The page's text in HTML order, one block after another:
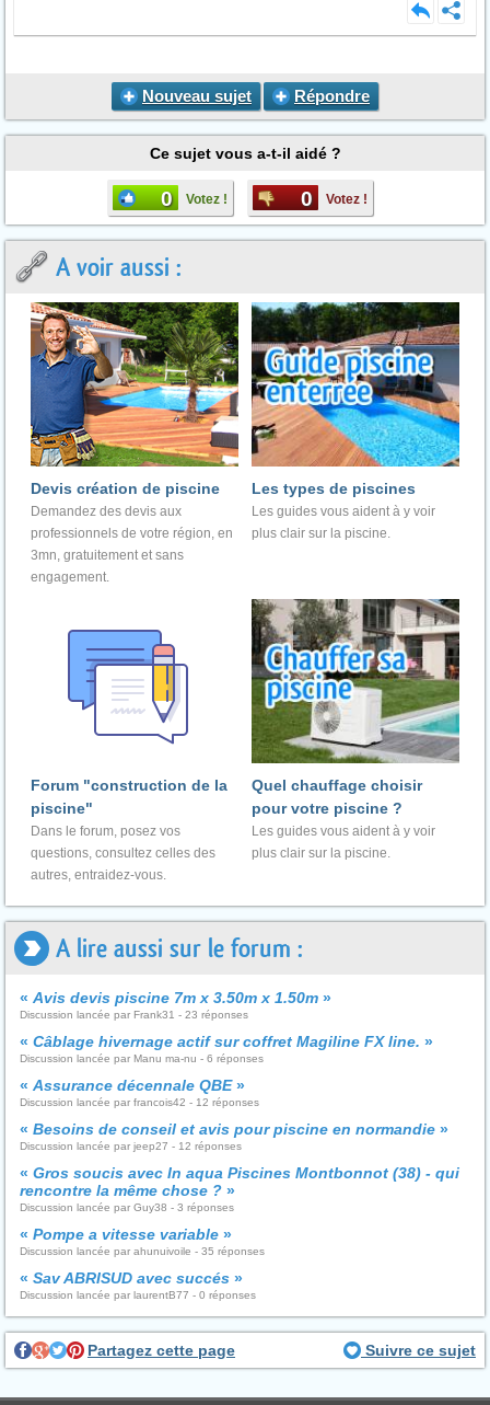
Nouveau sujet Répondre
Ce sujet vous a-t-il aidé ?
0 Votez ! 0 Votez !
A voir aussi :
Devis création de piscine
Demandez des devis aux
professionnels de votre région, en
3mn, gratuitement et sans
engagement.
Les types de piscines
Les guides vous aident à y voir
plus clair sur la piscine.
Forum "construction de la
piscine"
Dans le forum, posez vos
questions, consultez celles des
autres, entraidez-vous.
Quel chauffage choisir
pour votre piscine ?
Les guides vous aident à y voir
plus clair sur la piscine.
A lire aussi sur le forum :
« Avis devis piscine 7m x 3.50m x 1.50m »
Discussion lancée par Frank31 - 23 réponses
« Câblage hivernage actif sur coffret Magiline FX line. »
Discussion lancée par Manu ma-nu - 6 réponses
« Assurance décennale QBE»
Discussion lancée par francois42 - 12 réponses
« Besoins de conseil et avis pour piscine en normandie »
Discussion lancée par jeep27 - 12 réponses
« Gros soucis avec In aqua Piscines Montbonnot (38) - qui
rencontre la même chose ? »
Discussion lancée par Guy38 - 3 réponses
« Pompe a vitesse variable »
Discussion lancée par ahunuivoile - 35 réponses
« Sav ABRISUD avec succés »
Discussion lancée par laurentB77 - 0 réponses
Partagez cette page Suivre ce sujet